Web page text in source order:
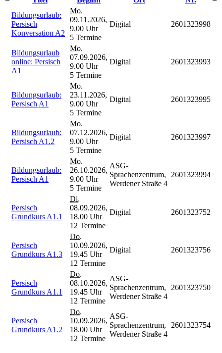
Bildungsurlaub:
Persisch
Konversation A2
Mo.
09.11.2026,
9.00 Uhr
5 Termine
Digital 2601323998
Bildungsurlaub
online: Persisch
A1
Mo.
07.09.2026,
9.00 Uhr
5 Termine
Digital 2601323993
Bildungsurlaub:
Persisch A1
Mo.
23.11.2026,
9.00 Uhr
5 Termine
Digital 2601323995
Bildungsurlaub:
Persisch A1.2
Mo.
07.12.2026,
9.00 Uhr
5 Termine
Digital 2601323997
Bildungsurlaub:
Persisch A1
Mo.
26.10.2026,
9.00 Uhr
5 Termine
ASG-
Sprachenzentrum,
Werdener Straße 4
2601323994
Persisch
Grundkurs A1.1
Di.
08.09.2026,
18.00 Uhr
12 Termine
Digital 2601323752
Persisch
Grundkurs A1.3
Do.
10.09.2026,
19.45 Uhr
12 Termine
Digital 2601323756
Persisch
Grundkurs A1.1
Do.
08.10.2026,
19.45 Uhr
12 Termine
ASG-
Sprachenzentrum,
Werdener Straße 4
2601323750
Persisch
Grundkurs A1.2
Do.
10.09.2026,
18.00 Uhr
12 Termine
ASG-
Sprachenzentrum,
Werdener Straße 4
2601323754